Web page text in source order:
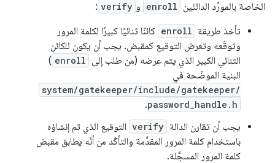
الخاصة بالمورِّد الدالتَين enroll و verify
:
تأخذ طريقة enroll كائنًا ثنائيًا كبيرًا لكلمة المرور
وتوقّعه وتعرض التوقيع كمقبض. يجب أن يكون للكائن
الثنائي الكبير الذي يتم عرضه (من طلب إلى enroll
)
البنية الموضّحة في
system/gatekeeper/include/gatekeeper/
password_handle.h
.
يجب أن تقارن الدالة verify التوقيع الذي تم إنشاؤه
باستخدام كلمة المرور المقدَّمة والتأكّد من أنّه يطابق مقبض
كلمة المرور المسجَّلة.